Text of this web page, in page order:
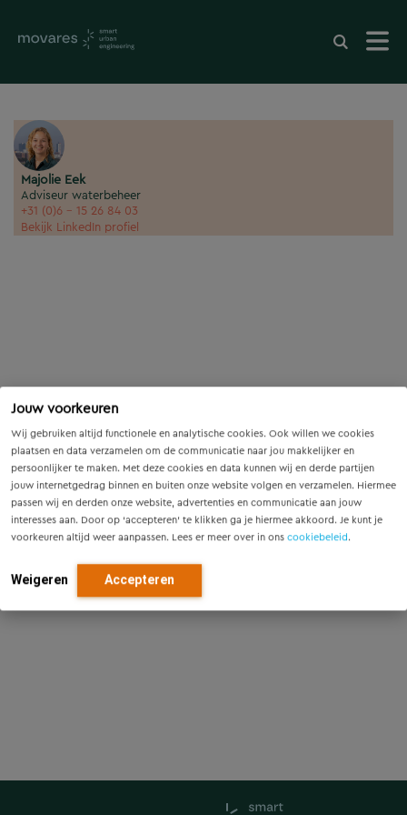
Jouw voorkeuren
Wij gebruiken altijd functionele en analytische cookies. Ook willen we cookies
plaatsen en data verzamelen om de communicatie naar jou makkelijker en
persoonlijker te maken. Met deze cookies en data kunnen wij en derde partijen
jouw internetgedrag binnen en buiten onze website volgen en verzamelen. Hiermee
passen wij en derden onze website, advertenties en communicatie aan jouw
interesses aan. Door op ‘accepteren’ te klikken ga je hiermee akkoord. Je kunt je
voorkeuren altijd weer aanpassen. Lees er meer over in ons cookiebeleid.
Weigeren Accepteren
Majolie Eek
Adviseur waterbeheer
+31 (0)6 - 15 26 84 03
Bekijk LinkedIn profiel